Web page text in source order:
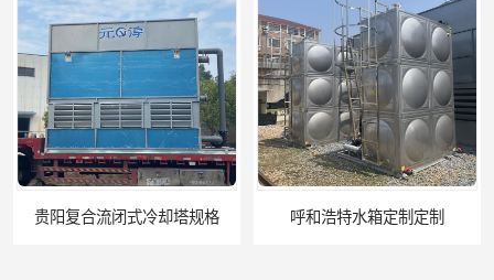
贵阳复合流闭式冷却塔规格 呼和浩特水箱定制定制